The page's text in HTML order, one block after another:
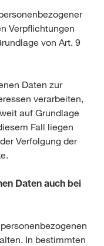
Verpflichtungen
von Art. 9
Daten zur
verarbeiten,
auf Grundlage
Fall liegen
Verfolgung der
Daten auch bei
In bestimmten